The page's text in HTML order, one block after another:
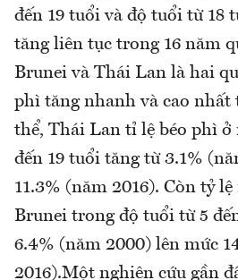
đến 19 tuổi và độ tuổi từ 18
tăng liên tục trong 16 năm
Brunei và Thái Lan là hai
phì tăng nhanh và cao nhất
thể, Thái Lan tỉ lệ béo phì ở
đến 19 tuổi tăng từ 3.1%
11.3% (năm 2016). Còn tỷ
Brunei trong độ tuổi từ 5
6.4% (năm 2000) lên mức
2016).Một nghiên cứu gần